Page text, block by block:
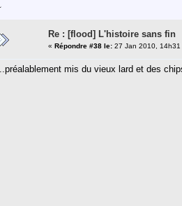
Re : [flood] L'histoire sans fin
« Répondre #38 le: 27 Jan 2010, 14h31
mis du vieux lard et des